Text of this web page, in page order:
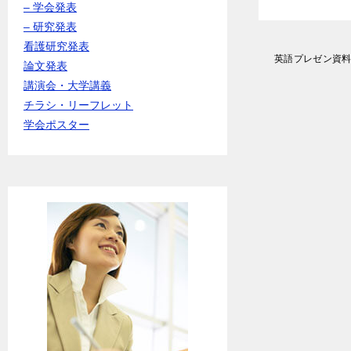
投英語プレゼン資
– 学会発表
– 研究発表
看護研究発表
論文発表
講演会・大学講義
チラシ・リーフレット
学会ポスター